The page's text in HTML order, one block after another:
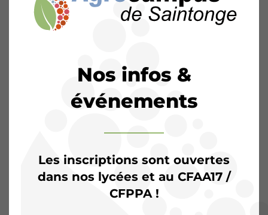
Nos infos &
événements
Les inscriptions sont ouvertes
dans nos lycées et au CFAA17 /
CFPPA !